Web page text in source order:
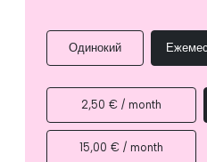
Одинокий
2,50 € / month
15,00 € / month